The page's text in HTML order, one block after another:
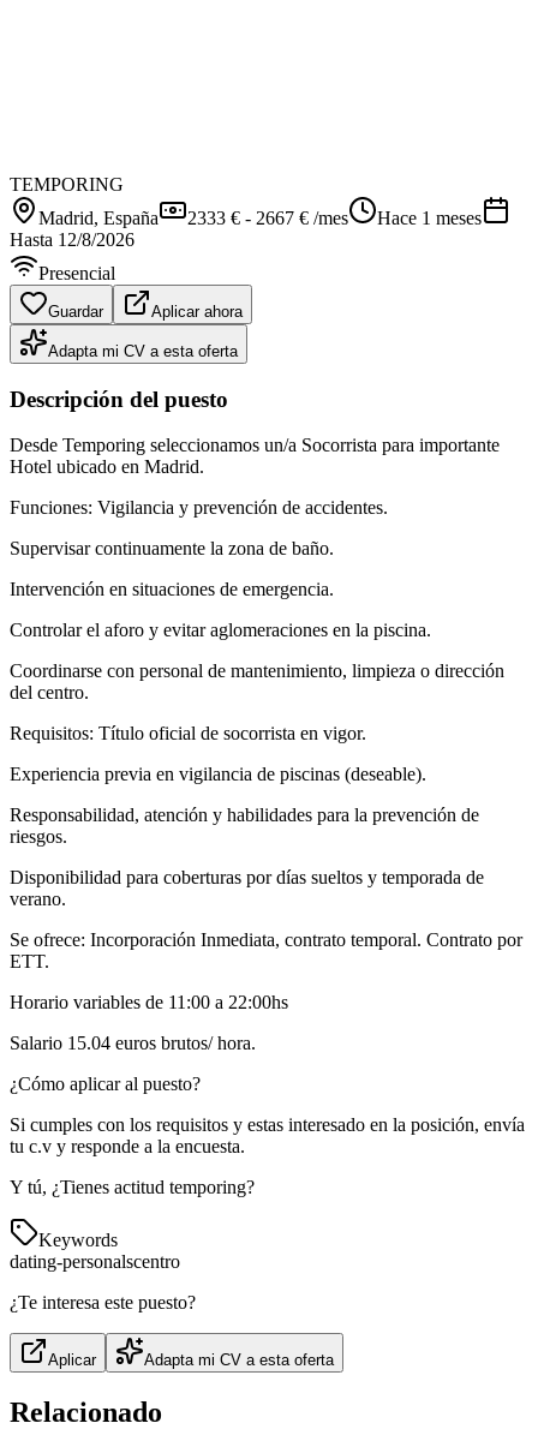
TEMPORING
Madrid, España 2333 € - 2667 € /mes
Hace 1 meses
Hasta 12/8/2026
Presencial
Guardar Aplicar ahora
Adapta mi CV a esta oferta
Descripción del puesto
Desde Temporing seleccionamos un/a Socorrista para importante
Hotel ubicado en Madrid.
Funciones: Vigilancia y prevención de accidentes.
Supervisar continuamente la zona de baño.
Intervención en situaciones de emergencia.
Controlar el aforo y evitar aglomeraciones en la piscina.
Coordinarse con personal de mantenimiento, limpieza o dirección
del centro.
Requisitos: Título oficial de socorrista en vigor.
Experiencia previa en vigilancia de piscinas (deseable).
Responsabilidad, atención y habilidades para la prevención de
riesgos.
Disponibilidad para coberturas por días sueltos y temporada de
verano.
Se ofrece: Incorporación Inmediata, contrato temporal. Contrato por
ETT.
Horario variables de 11:00 a 22:00hs
Salario 15.04 euros brutos/ hora.
¿Cómo aplicar al puesto?
Si cumples con los requisitos y estas interesado en la posición, envía
tu c.v y responde a la encuesta.
Y tú, ¿Tienes actitud temporing?
Keywords
dating-personalscentro
¿Te interesa este puesto?
Aplicar Adapta mi CV a esta oferta
Relacionado